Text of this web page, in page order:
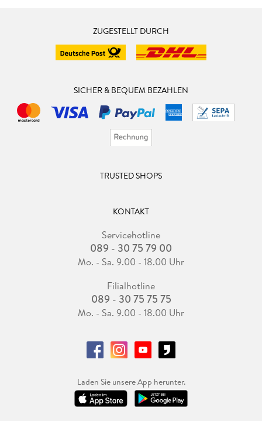
ZUGESTELLT DURCH
SICHER & BEQUEM BEZAHLEN
TRUSTED SHOPS
KONTAKT
Servicehotline
089 - 30 75 79 00
Mo. - Sa. 9.00 - 18.00 Uhr
Filialhotline
089 - 30 75 75 75
Mo. - Sa. 9.00 - 18.00 Uhr
Laden Sie unsere App herunter.